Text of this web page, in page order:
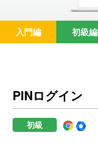
入門編 初級編
PINログイン
初級